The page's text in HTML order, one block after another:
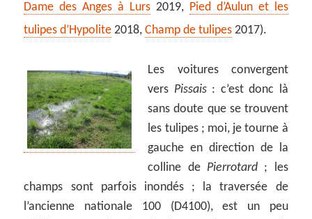
Dame des Anges à Lurs 2019, Pied d’Aulun et les
tulipes d’Hypolite 2018,Champ de tulipes 2017).
Les voitures convergent
vers Pissais: c’est donc là
sans doute que se trouvent
les tulipes ; moi, je tourne à
gauche en direction de la
colline de Pierrotard ; les
champs sont parfois inondés ; la traversée de
l’ancienne nationale 100 (D4100), est un peu